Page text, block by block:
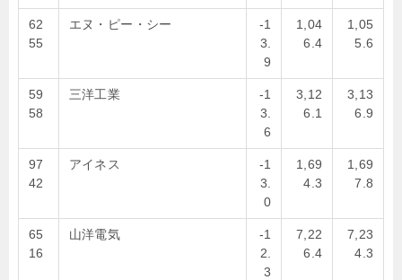
62
55
エヌ・ピー・シー
-1
3.
9
1,04
6.4
1,05
5.6
59
58
三洋工業
-1
3.
6
3,12
6.1
3,13
6.9
97
42
アイネス
-1
3.
0
1,69
4.3
1,69
7.8
65
16
山洋電気
-1
2.
3
7,22
6.4
7,23
4.3